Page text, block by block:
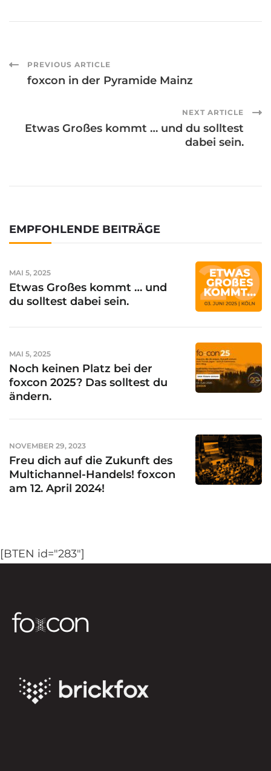
Post
PREVIOUS ARTICLE
foxcon in der Pyramide Mainz
NEXT ARTICLE
Etwas Großes kommt … und du solltest
dabei sein.
EMPFOHLENDE BEITRÄGE
MAI 5, 2025
Etwas Großes kommt … und
du solltest dabei sein.
MAI 5, 2025
Noch keinen Platz bei der
foxcon 2025? Das solltest du
ändern.
NOVEMBER 29, 2023
Freu dich auf die Zukunft des
Multichannel-Handels! foxcon
am 12. April 2024!
[BTEN id="283"]